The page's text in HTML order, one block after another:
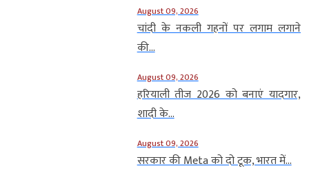
August 09, 2026
चांदी के नकली गहनों पर लगाम लगाने
की...
August 09, 2026
हरियाली तीज 2026 को बनाएं यादगार,
शादी के...
August 09, 2026
सरकार की Meta को दो टूक, भारत में...